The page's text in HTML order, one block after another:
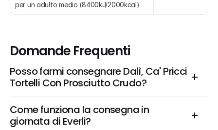
per un adulto medio (8400kJ/2000kcal)
Domande Frequenti
Posso farmi consegnare Dalì, Ca' Pricci
Tortelli Con Prosciutto Crudo?
Come funziona la consegna in
giornata di Everli?